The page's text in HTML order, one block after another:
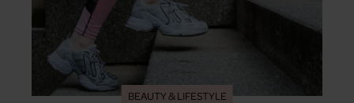
BEAUTY & LIFESTYLE